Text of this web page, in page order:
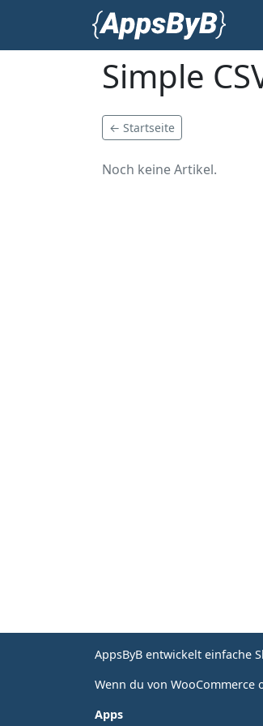
Simple
← Startseite
Noch keine Artikel.
AppsByB entwickelt einfache
Wenn du von WooCommerce
Apps